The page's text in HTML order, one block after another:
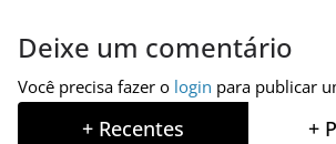
Deixe um comentário
Você precisa fazer o login para publicar
+ Recentes +